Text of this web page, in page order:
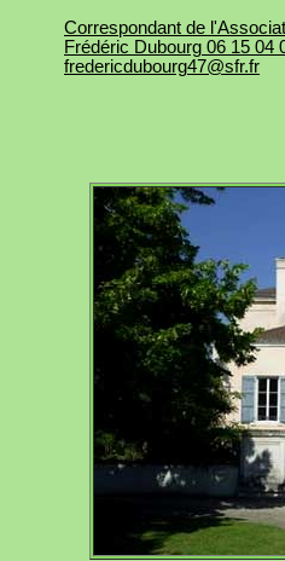
Correspondant de
Frédéric Dubourg 06 15 04
fredericdubourg47@sfr.fr